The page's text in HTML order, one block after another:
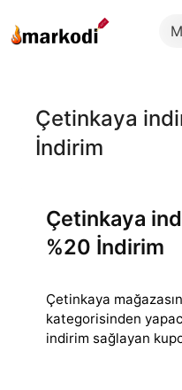
geç
Çetinkaya
İndirim
Çetinkaya
%20 İndirim
Çetinkaya
kategorisinden
indirim sağlayan